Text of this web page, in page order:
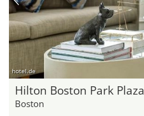
hotel.de
Hilton Boston Park Plaza
Boston